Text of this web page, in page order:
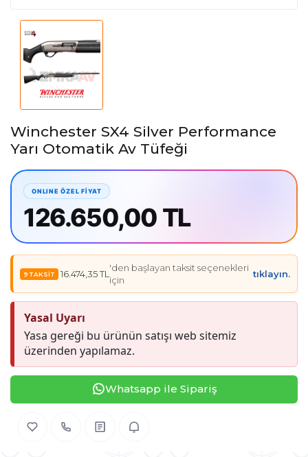
Winchester SX4 Silver Performance
Yarı Otomatik Av Tüfeği
126.650,00 TL
16.474,35 TL
'den başlayan taksit seçenekleri
için
tıklayın.
Yasal Uyarı
Yasa gereği bu ürünün satışı web sitemiz
üzerinden yapılamaz.
Whatsapp ile Sipariş